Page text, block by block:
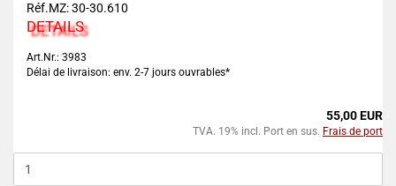
Réf.MZ: 30-30.610
DETAILS
Art.Nr.: 3983
Délai de livraison: env. 2-7 jours ouvrables*
55,00 EUR
TVA. 19% incl. Port en sus. Frais de port